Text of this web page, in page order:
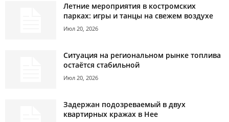
Летние мероприятия в костромских
парках: игры и танцы на свежем воздухе
Июл 20, 2026
Ситуация на региональном рынке топлива
остаётся стабильной
Июл 20, 2026
Задержан подозреваемый в двух
квартирных кражах в Нее